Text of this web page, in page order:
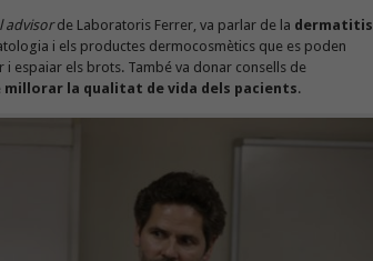
advisorde Laboratoris Ferrer, va parlar de la dermatitis
i els productes dermocosmètics que es poden
espaiar els brots. També va donar consells de
millorar la qualitat de vida dels pacients.